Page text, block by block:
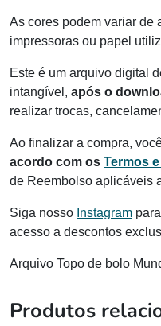
As cores podem variar de
impressoras ou papel
Este é um arquivo digital
intangível, após o
realizar trocas,
Ao finalizar a compra,
acordo com os Termos
de Reembolso aplicáveis
Siga nosso Instagram
acesso a descontos
Arquivo Topo de bolo
Produtos